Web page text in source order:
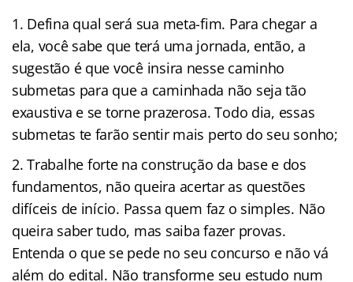
Defina qual será sua meta-fim. Para chegar a
ela, você sabe que terá uma jornada, então, a
sugestão é que você insira nesse caminho
submetas para que a caminhada não seja tão
exaustiva e se torne prazerosa. Todo dia, essas
submetas te farão sentir mais perto do seu sonho;
Trabalhe forte na construção da base e dos
fundamentos, não queira acertar as questões
difíceis de início. Passa quem faz o simples. Não
queira saber tudo, mas saiba fazer provas.
Entenda o que se pede no seu concurso e não vá
além do edital. Não transforme seu estudo num